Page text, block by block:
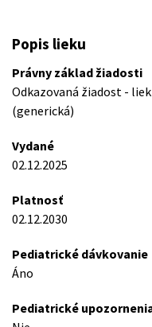
Popis lieku
Právny základ žiadosti
Odkazovaná žiadost -
(generická)
Vydané
02.12.2025
Platnosť
02.12.2030
Pediatrické dávkovanie
Áno
Pediatrické